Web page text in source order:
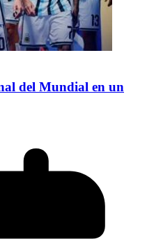
del Mundial en un